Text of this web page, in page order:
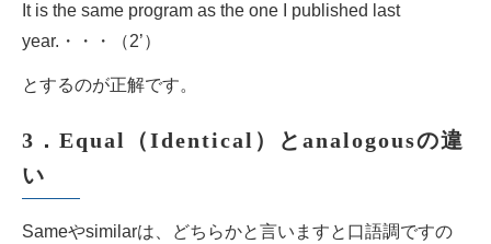
It is the same program as the one I published last
year.・・・（2’）
とするのが正解です。
3．Equal（Identical）とanalogousの違
い
Sameやsimilarは、どちらかと言いますと口語調ですの